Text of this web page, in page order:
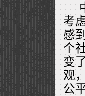
考
感
个
变
观
公